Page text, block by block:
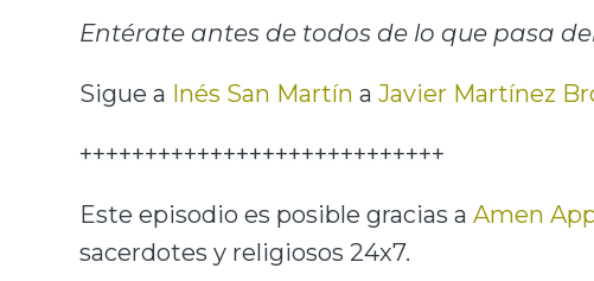
Entérate antes de todos de lo que pasa
Sigue a Inés San Martín aJavier Martínez
++++++++++++++++++++++++++++
Este episodio es posible gracias aAmen
sacerdotes y religiosos 24x7.